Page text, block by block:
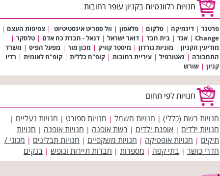
חנויות רלוונטיות בקניון עופר רחובות
פרטנר | דינמיקה | סלקום | פלאפון | וול סטריט אינסטיטיוט | צפיפות העצם |
Change
| אגד | בית חבד | דואר ישראל | דנאל - חברת כח אדם | טלסקר |
מודיעין הקניון | מוניות גורדון | מיסטר קוויק | מכון מור | מפעל הפיס | משרד
התחבורה | נאטורפיל | עיריית רחובות | קופ"ח כללית | קופ"ח לאומית | רדיו
קניון | שורש
חנויות לפי תחום
חנויות רשת (כללי) | חנויות חשמל | חנויות ספורט | חנויות נעליים |
חנויות ילדים | אופנת ילדים | רשת אופנה | חנויות אופנה | חנויות
תיקים | חנויות אופטיקה | חנויות משקפיים | חנויות תבלינים | מכוני /
חדרי כושר | בתי קפה | מספרות | חברות תיירות ונופש | בנקים